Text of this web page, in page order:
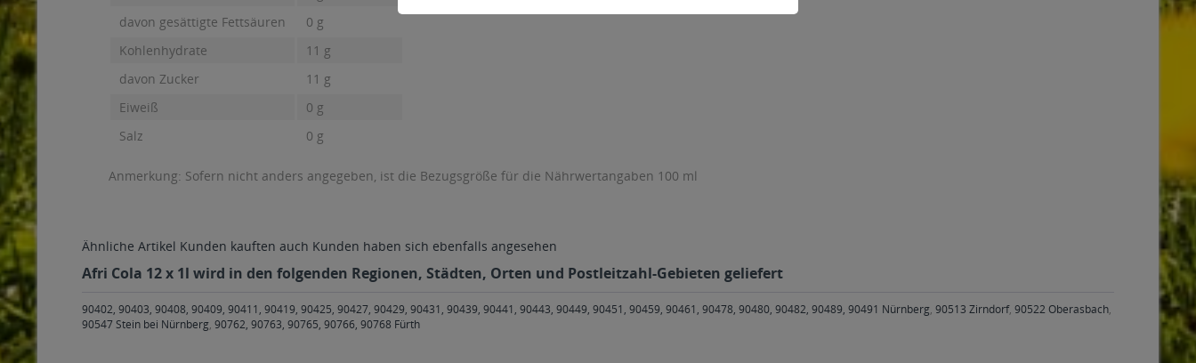
davon gesättigte Fettsäuren
0 g
Kohlenhydrate
11 g
davon Zucker
11 g
Eiweiß
0 g
Salz
0 g
Anmerkung: Sofern nicht anders angegeben, ist die Bezugsgröße für die Nährwertangaben 100 ml
Ähnliche Artikel Kunden kauften auch Kunden haben sich ebenfalls angesehen
Afri Cola 12 x 1l wird in den folgenden Regionen, Städten, Orten und Postleitzahl-Gebieten geliefert
90402, 90403, 90408, 90409, 90411, 90419, 90425, 90427, 90429, 90431, 90439, 90441, 90443, 90449, 90451, 90459, 90461, 90478, 90480, 90482, 90489, 90491 Nürnberg, 90513 Zirndorf, 90522 Oberasbach,
90547 Stein bei Nürnberg, 90762, 90763, 90765, 90766, 90768 Fürth